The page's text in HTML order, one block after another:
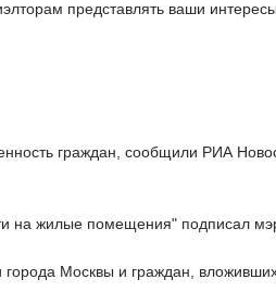
представлять ваши
граждан, сообщили РИА
на жилые помещения" подписал
Москвы и граждан,